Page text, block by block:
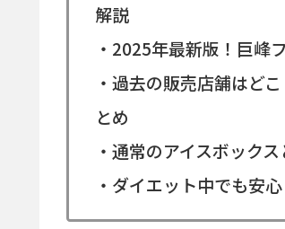
解説
・2025年最新版！巨峰
・過去の販売店舗はど
とめ
・通常のアイスボック
・ダイエット中でも安